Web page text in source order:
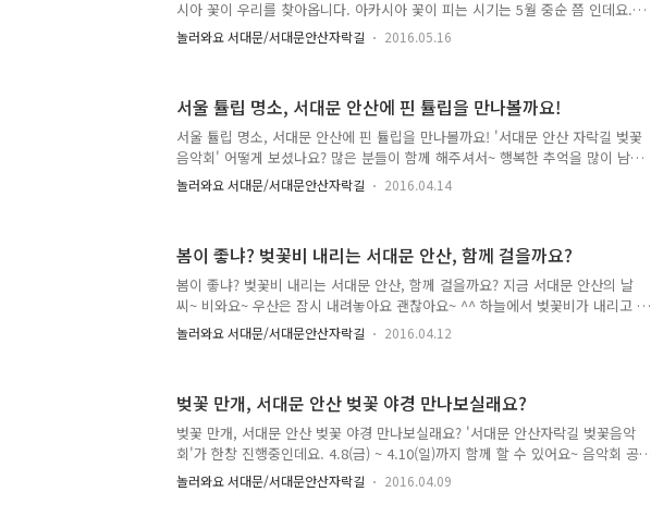
로그램 신청방법 - 참여 희망일 전월 20일부터 '서울의 공원'홈페이지(h..
시아 꽃이 우리를 찾아옵니다. 아카시아 꽃이 피는 시기는 5월 중순 쯤 인데요.
서대문안산에서 만나는 아카시아는 어떤 느낌일까요? 가정의 달 5월, 가족들과
함께 만나보세요. '서대문안산 아카시아꽃길 가족걷기'가 열립니다. 5월 21일, 사
연희숲속쉼터 (서대문구청 뒤편) ○ 참 여 자 : 서대문구민 누구나 참여 가능 (사
전신청 없음) ○ 코 스 : 서대문안산 자락길 (7km, 2시간 30분 소요) ○ 부대행사
: 어쿠스틱밴드 공연, 비보잉 공연..
놀러와요 서대문/서대문안산자락길 2016.05.16
서울 튤립 명소, 서대문 안산에 핀 튤립을 만나볼까요!
서울 튤립 명소, 서대문 안산에 핀 튤립을 만나볼까요! '서대문 안산 자락길 벚꽃
음악회' 어떻게 보셨나요? 많은 분들이 함께 해주셔서~ 행복한 추억을 많이 남길
수 있어요~ ^^ 지금 서대문 안산은 벚꽃비가 내리고 있는데요~ 서대문 안산의 또
다른 매력을 소개할까 해요~ 바로 '튤립'입니다. 지금 튤립이 만개해서 너무 아름
안산 튤립의 장점은 바로~~ 가까운 곳에서 튤립을 만날 수 있다는 점 아닐까요?
^^ 벚꽃과 튤립을 함께 만날 수 있는 곳! 서대문 안산의 매력을 느껴보세요~ ^^
놀러와요 서대문/서대문안산자락길 2016.04.14
봄이 좋냐? 벚꽃비 내리는 서대문 안산, 함께 걸을까요?
봄이 좋냐? 벚꽃비 내리는 서대문 안산, 함께 걸을까요? 지금 서대문 안산의 날
씨~ 비와요~ 우산은 잠시 내려놓아요 괜찮아요~ ^^ 하늘에서 벚꽃비가 내리고 있
답니다. 아직 벚꽃을 즐기기에 충분한데요~ 이때만 누릴 수 있는 벚꽃비에요~ 향
기가 있는 비! 기분이 좋아지는 비! TONG지기와 함께 잠시 ~ 감상해볼까요~ 귀
지기가 영상으로 서대문 안산의 벚꽃비를 담아 봤어요 ^0^ 영상으로도 생생하게
담을 수 없어서 너무 아쉬웠어요~ 눈으로 보고 마음으로 담아야 해요~ ^^ 이 기
간을 놓치면 1년을 기다려야 하는거 아시죠?? 서대문 안산 벚꽃비~ 만나러 오
실..
놀러와요 서대문/서대문안산자락길 2016.04.12
벚꽃 만개, 서대문 안산 벚꽃 야경 만나보실래요?
벚꽃 만개, 서대문 안산 벚꽃 야경 만나보실래요? '서대문 안산자락길 벚꽃음악
회'가 한창 진행중인데요. 4.8(금) ~ 4.10(일)까지 함께 할 수 있어요~ 음악회 공
연은 끝나고 벚꽃은 계속 만날 수 있다는점!! 기억해주시고요~ 낮에 만나는 벚꽃
도 너무 이쁘지만 밤에 만나는 벚꽃도 또 다른 매력을 지니고 있답니다. 서대문
놀러와요 서대문/서대문안산자락길 2016.04.09